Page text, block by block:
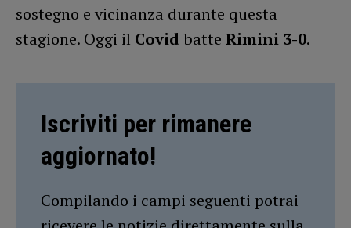
sostegno e vicinanza durante questa
stagione. Oggi il Covid batte Rimini 3-0.
Iscriviti per rimanere
aggiornato!
Compilando i campi seguenti potrai